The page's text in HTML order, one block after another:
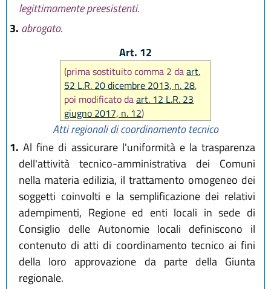
legittimamente preesistenti.
3. abrogato.
Art. 12
(prima sostituito comma 2 daart.
52 L.R. 20 dicembre 2013, n. 28,
poi modificato daart. 12 L.R. 23
giugno 2017, n. 12)
Atti regionali di coordinamento tecnico
1. Al fine di assicurare l'uniformità e la trasparenza
dell'attività tecnico-amministrativa dei Comuni
nella materia edilizia, il trattamento omogeneo dei
soggetti coinvolti e la semplificazione dei relativi
adempimenti, Regione ed enti locali in sede di
Consiglio delle Autonomie locali definiscono il
contenuto di atti di coordinamento tecnico ai fini
della loro approvazione da parte della Giunta
regionale.